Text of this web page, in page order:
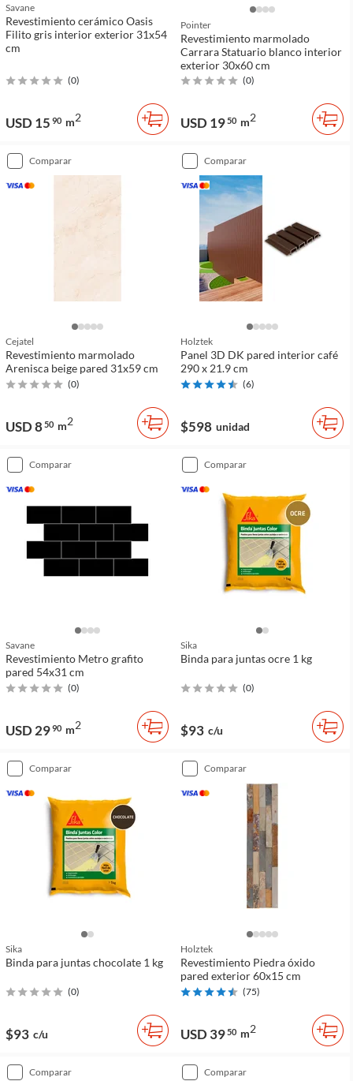
Savane
Revestimiento cerámico Oasis
Filito gris interior exterior 31x54
cm
(0)
USD 15 90 m2
Pointer
Revestimiento marmolado
Carrara Statuario blanco interior
exterior 30x60 cm
(0)
USD 1950 m2
comparar
Cejatel
Revestimiento marmolado
Arenisca beige pared 31x59 cm
(0)
USD 850 m2
comparar
Holztek
Panel 3D DK pared interior café
290 x 21.9 cm
(6)
$598 unidad
comparar
Savane
Revestimiento Metro grafito
pared 54x31 cm
(0)
USD 2990 m2
comparar
Sika
Binda para juntas ocre 1 kg
(0)
$93 c/u
comparar
Sika
Binda para juntas chocolate 1 kg
(0)
$93 c/u
comparar
Holztek
Revestimiento Piedra óxido
pared exterior 60x15 cm
(75)
USD 3950 m2
comparar comparar